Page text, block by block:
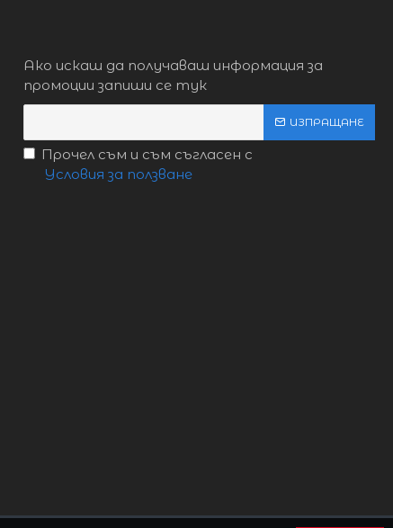
Ако искаш да получаваш информация за
промоции запиши се тук
ИЗПРАЩАНЕ
Прочел съм и съм съгласен с
Условия за ползване